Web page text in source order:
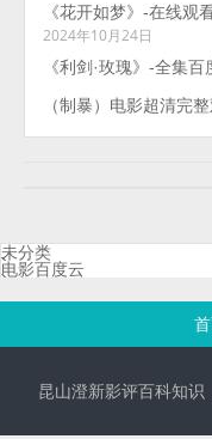
《花开如梦》-在线观
2024年10月24日
《利剑·玫瑰》-全集
（制暴）电影超清完
未分类
电影百度云
昆山澄新影评百科知识